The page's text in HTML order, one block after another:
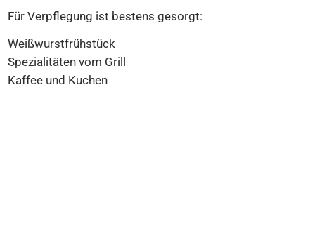
Für Verpflegung ist bestens gesorgt:
Weißwurstfrühstück
Spezialitäten vom Grill
Kaffee und Kuchen